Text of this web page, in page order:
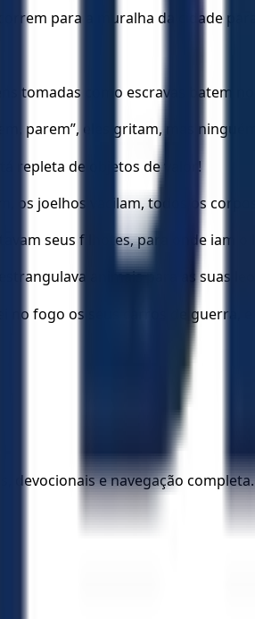
para a muralha da cidade
tomadas como escravas batem
parem”, eles gritam, mas
repleta de objetos de valor!
os joelhos vacilam, todos os
seus filhotes, para onde iam o
animais para as suas
no fogo os seus carros de guerra,
devocionais e navegação completa.